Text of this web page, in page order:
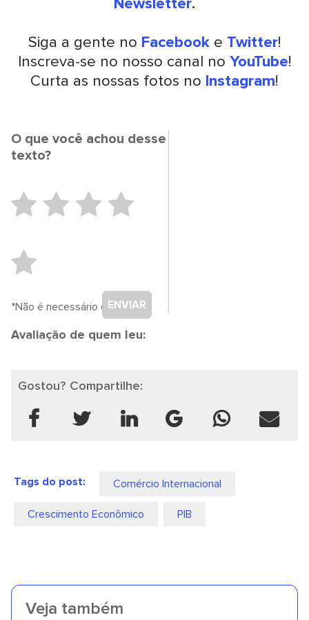
Siga a gente no Facebooke Twitter!
Inscreva-se no nosso canal no YouTube!
Curta as nossas fotos no Instagram!
O que você achou desse
texto?
ENVIAR
*Não é necessário cadastro.
Avaliação de quem leu:
Gostou? Compartilhe:
Tags do post: Comércio Internacional
Crescimento Econômico PIB
Veja também